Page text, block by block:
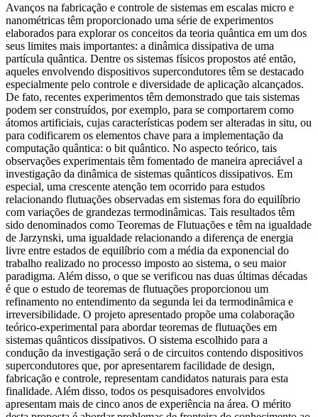
Avanços na fabricação e controle de sistemas em escalas micro e
nanométricas têm proporcionado uma série de experimentos
elaborados para explorar os conceitos da teoria quântica em um dos
seus limites mais importantes: a dinâmica dissipativa de uma
partícula quântica. Dentre os sistemas físicos propostos até então,
aqueles envolvendo dispositivos supercondutores têm se destacado
especialmente pelo controle e diversidade de aplicação alcançados.
De fato, recentes experimentos têm demonstrado que tais sistemas
podem ser construídos, por exemplo, para se comportarem como
átomos artificiais, cujas características podem ser alteradas in situ, ou
para codificarem os elementos chave para a implementação da
computação quântica: o bit quântico. No aspecto teórico, tais
observações experimentais têm fomentado de maneira apreciável a
investigação da dinâmica de sistemas quânticos dissipativos. Em
especial, uma crescente atenção tem ocorrido para estudos
relacionando flutuações observadas em sistemas fora do equilíbrio
com variações de grandezas termodinâmicas. Tais resultados têm
sido denominados como Teoremas de Flutuações e têm na igualdade
de Jarzynski, uma igualdade relacionando a diferença de energia
livre entre estados de equilíbrio com a média da exponencial do
trabalho realizado no processo imposto ao sistema, o seu maior
paradigma. Além disso, o que se verificou nas duas últimas décadas
é que o estudo de teoremas de flutuações proporcionou um
refinamento no entendimento da segunda lei da termodinâmica e
irreversibilidade. O projeto apresentado propõe uma colaboração
teórico-experimental para abordar teoremas de flutuações em
sistemas quânticos dissipativos. O sistema escolhido para a
condução da investigação será o de circuitos contendo dispositivos
supercondutores que, por apresentarem facilidade de design,
fabricação e controle, representam candidatos naturais para esta
finalidade. Além disso, todos os pesquisadores envolvidos
apresentam mais de cinco anos de experiência na área. O mérito